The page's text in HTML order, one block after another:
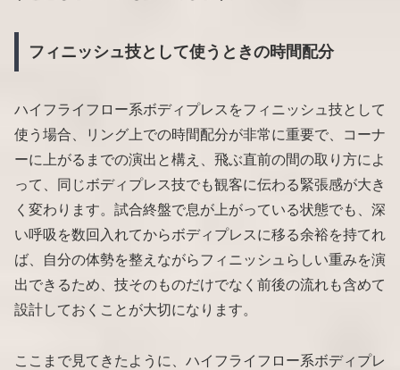
フィニッシュ技として使うときの時間配分
ハイフライフロー系ボディプレスをフィニッシュ技として
使う場合、リング上での時間配分が非常に重要で、コーナ
ーに上がるまでの演出と構え、飛ぶ直前の間の取り方によ
って、同じボディプレス技でも観客に伝わる緊張感が大き
く変わります。試合終盤で息が上がっている状態でも、深
い呼吸を数回入れてからボディプレスに移る余裕を持てれ
ば、自分の体勢を整えながらフィニッシュらしい重みを演
出できるため、技そのものだけでなく前後の流れも含めて
設計しておくことが大切になります。
ここまで見てきたように、ハイフライフロー系ボディプレ